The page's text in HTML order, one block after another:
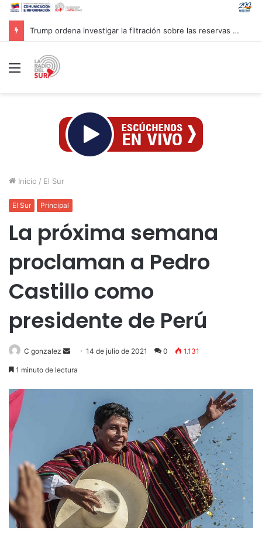
Trump ordena investigar la filtración sobre las reservas de municiones
Menú
Inicio / El Sur
El Sur Principal
La próxima semana
proclaman a Pedro
Castillo como
presidente de Perú
C gonzalez
Send14 de julio de 2021 0 1.131
1 minuto de lectura